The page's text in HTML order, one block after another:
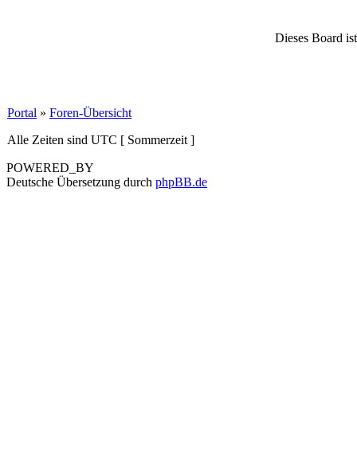
Dieses Board
Portal » Foren-Übersicht
Alle Zeiten sind UTC [ Sommerzeit ]
POWERED_BY
Deutsche Übersetzung durch phpBB.de